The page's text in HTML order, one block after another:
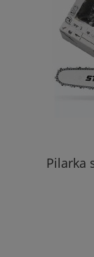
Pilarka